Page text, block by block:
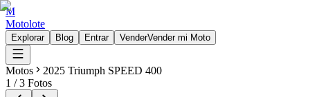
M
Motolote
Explorar Blog Entrar VenderVender mi Moto
Motos
2025 Triumph SPEED 400
1 /3 Fotos